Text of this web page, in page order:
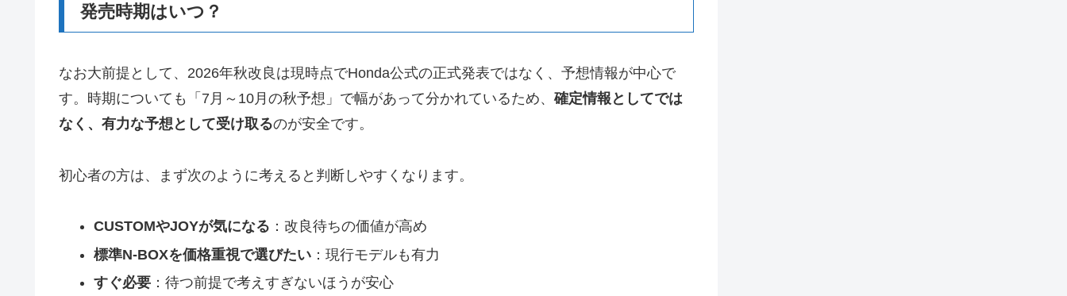
発売時期はいつ？
なお大前提として、2026年秋改良は現時点でHonda公式の正式発表ではなく、予想情報が中心で
す。時期についても「7月～10月の秋予想」で幅があって分かれているため、確定情報としてでは
なく、有力な予想として受け取るのが安全です。
初心者の方は、まず次のように考えると判断しやすくなります。
CUSTOMやJOYが気になる ：改良待ちの価値が高め
標準N-BOXを価格重視で選びたい：現行モデルも有力
すぐ必要：待つ前提で考えすぎないほうが安心